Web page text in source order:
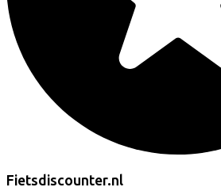
Fietsdiscounter.nl